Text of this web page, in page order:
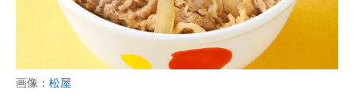
画像： 松屋